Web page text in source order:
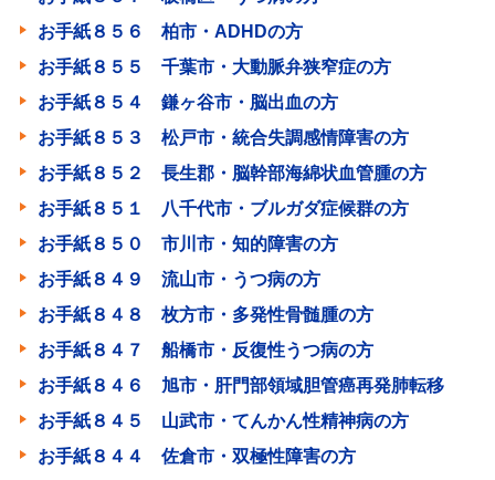
お手紙８５６ 柏市・ADHDの方
お手紙８５５ 千葉市・大動脈弁狭窄症の方
お手紙８５４ 鎌ヶ谷市・脳出血の方
お手紙８５３ 松戸市・統合失調感情障害の方
お手紙８５２ 長生郡・脳幹部海綿状血管腫の方
お手紙８５１ 八千代市・ブルガダ症候群の方
お手紙８５０ 市川市・知的障害の方
お手紙８４９ 流山市・うつ病の方
お手紙８４８ 枚方市・多発性骨髄腫の方
お手紙８４７ 船橋市・反復性うつ病の方
お手紙８４６ 旭市・肝門部領域胆管癌再発肺転移
お手紙８４５ 山武市・てんかん性精神病の方
お手紙８４４ 佐倉市・双極性障害の方